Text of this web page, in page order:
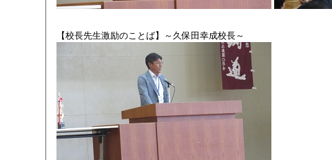
【校長先生激励のことば】～久保田幸成校長～